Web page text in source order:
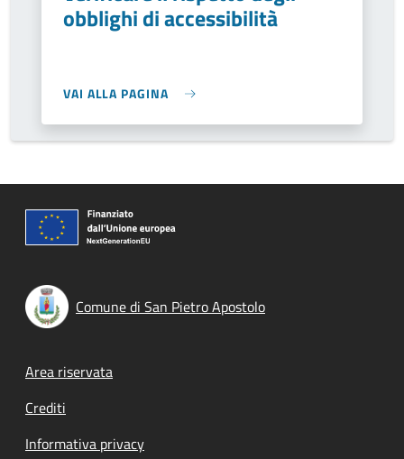
obblighi di accessibilità
VAI ALLA PAGINA
Comune di San Pietro Apostolo
Footer menu
Area riservata
Crediti
Informativa privacy